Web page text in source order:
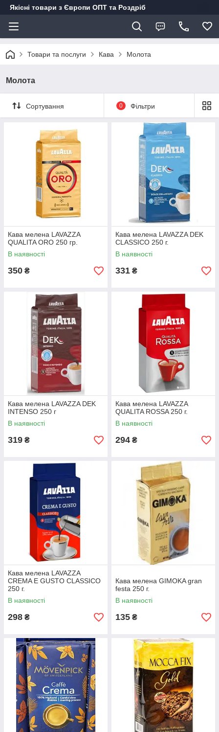
Якісні товари з Європи ОПТ та Роздріб
Товари та послуги Кава Молота
Молота
Сортування 0 Фільтри
Кава мелена LAVAZZA
QUALITA ORO 250 гр.
В наявності
350 ₴
Кава мелена LAVAZZA DEK
CLASSICO 250 г.
В наявності
331 ₴
Кава мелена LAVAZZA DEK
INTENSO 250 г
В наявності
319 ₴
Кава мелена LAVAZZA
QUALITA ROSSA 250 г.
В наявності
294 ₴
Кава мелена LAVAZZA
CREMA E GUSTO CLASSICO
250 г.
В наявності
298 ₴
Кава мелена GIMOKA gran
festa 250 г.
В наявності
135 ₴